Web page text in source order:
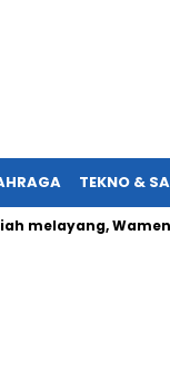
TEKNO &
Wamenaker